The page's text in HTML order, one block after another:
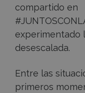
compartido en
experimentado
desescalada.
Entre las
primeros